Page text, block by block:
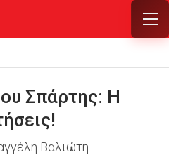
Σπάρτης: Η
Βαλιώτη